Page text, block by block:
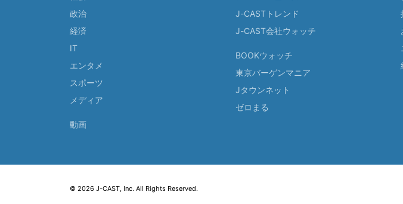
政治
経済
IT
エンタメ
スポーツ
メディア
動画
J-CASTトレンド
J-CAST会社ウォッチ
BOOKウォッチ
東京バーゲンマニア
Jタウンネット
ゼロまる
© 2026 J-CAST, Inc. All Rights Reserved.